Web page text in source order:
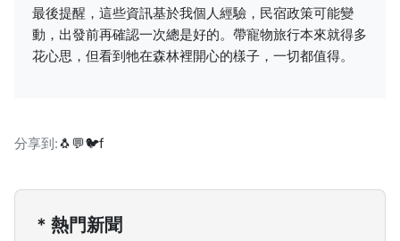
最後提醒，這些資訊基於我個人經驗，民宿政策可能變
動，出發前再確認一次總是好的。帶寵物旅行本來就得多
花心思，但看到牠在森林裡開心的樣子，一切都值得。
分享到:🐧💬🐦f
* 熱門新聞